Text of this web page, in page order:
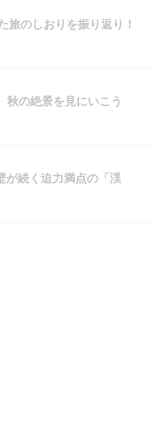
旅のしおりを振り返り！
秋の絶景を見にいこう
が続く迫力満点の「渓